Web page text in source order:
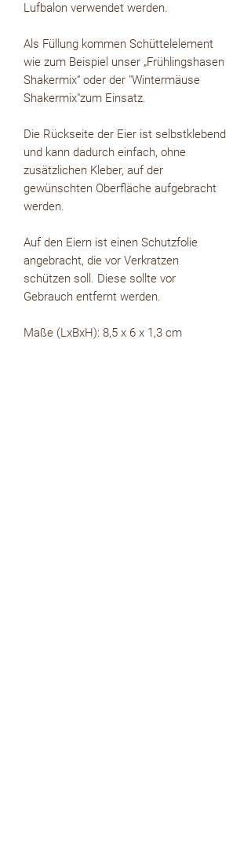
Lufbalon verwendet werden.
Als Füllung kommen Schüttelelement
wie zum Beispiel unser „Frühlingshasen
Shakermix“ oder der "Wintermäuse
Shakermix"zum Einsatz.
Die Rückseite der Eier ist selbstklebend
und kann dadurch einfach, ohne
zusätzlichen Kleber, auf der
gewünschten Oberfläche aufgebracht
werden.
Auf den Eiern ist einen Schutzfolie
angebracht, die vor Verkratzen
schützen soll. Diese sollte vor
Gebrauch entfernt werden.
Maße (LxBxH): 8,5 x 6 x 1,3 cm